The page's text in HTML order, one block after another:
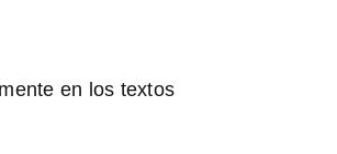
en los textos